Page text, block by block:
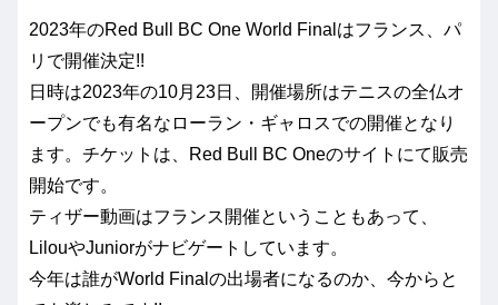
2023年のRed Bull BC One World Finalはフランス、パ
リで開催決定!!
日時は2023年の10月23日、開催場所はテニスの全仏オ
ープンでも有名なローラン・ギャロスでの開催となり
ます。チケットは、Red Bull BC Oneのサイトにて販売
開始です。
ティザー動画はフランス開催ということもあって、
LilouやJuniorがナビゲートしています。
今年は誰がWorld Finalの出場者になるのか、今からと